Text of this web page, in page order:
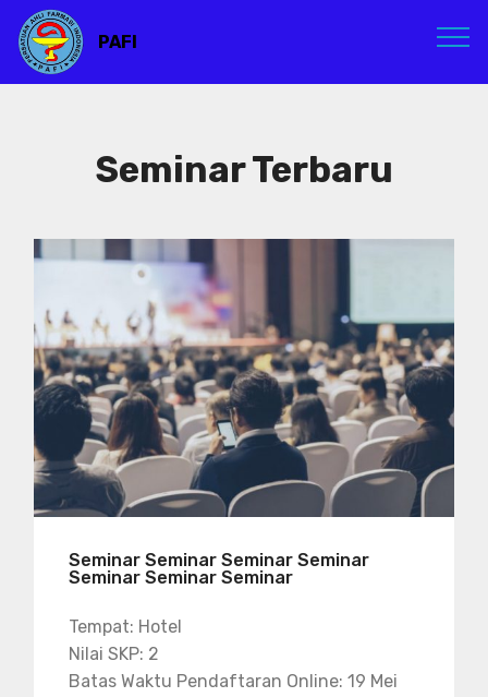
PAFI
Seminar Terbaru
Seminar Seminar Seminar Seminar
Seminar Seminar Seminar
Tempat: Hotel
Nilai SKP: 2
Batas Waktu Pendaftaran Online: 19 Mei